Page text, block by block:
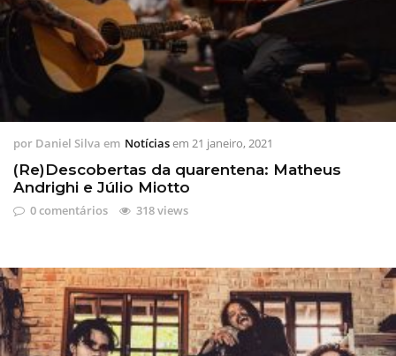
por Daniel Silva em Notíciasem 21 janeiro, 2021
(Re)Descobertas da quarentena: Matheus
Andrighi e Júlio Miotto
0 comentários 318 views